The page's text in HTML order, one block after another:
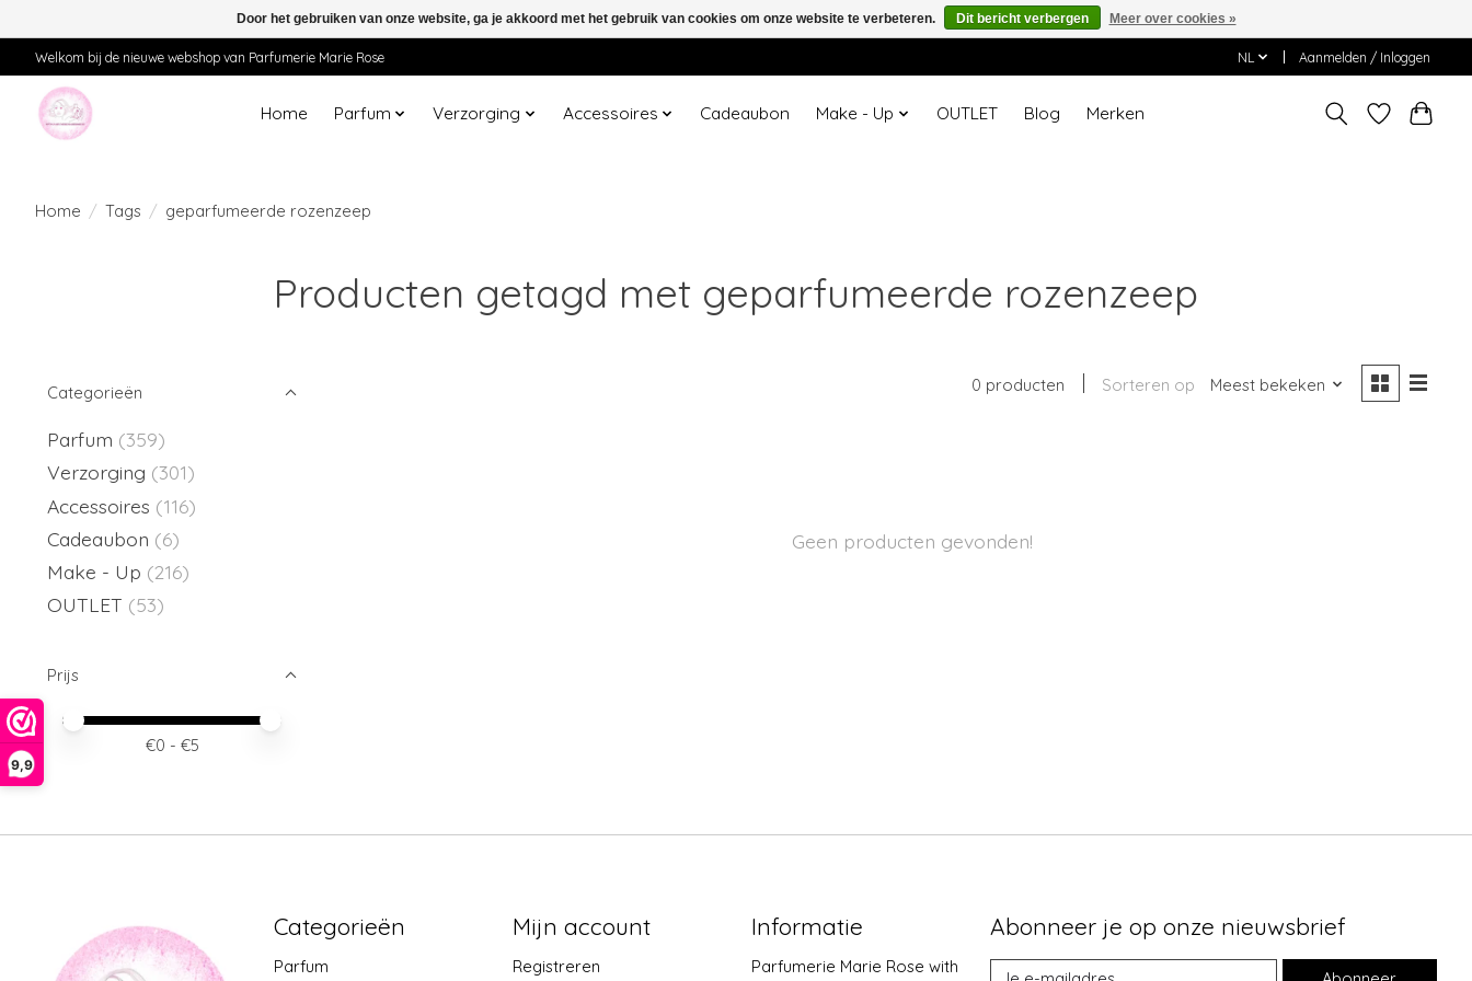
9,9
Welkom bij de nieuwe webshop van Parfumerie Marie Rose NL Aanmelden / Inloggen
Home Parfum Verzorging Accessoires Cadeaubon Make - Up OUTLET Blog Merken
Home / Tags / geparfumeerde rozenzeep
Producten getagd met geparfumeerde rozenzeep
Categorieën
Parfum (359)
Verzorging (301)
Accessoires (116)
Cadeaubon (6)
Make - Up (216)
OUTLET (53)
Prijs
Minimale prijswaarde
Price maximum value
€0 - €5
0 producten Sorteren op Meest bekeken
Geen producten gevonden!
Categorieën
Parfum
Mijn account
Registreren
Informatie
Parfumerie Marie Rose with
Abonneer je op onze nieuwsbrief
Door het gebruiken van onze website, ga je akkoord met het gebruik van cookies om onze website te verbeteren. Dit bericht verbergen Meer over cookies »